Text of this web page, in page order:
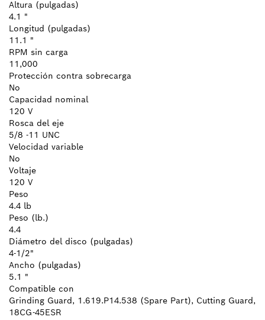
Altura (pulgadas)
4.1 "
Longitud (pulgadas)
11.1 "
RPM sin carga
11,000
Protección contra sobrecarga
No
Capacidad nominal
120 V
Rosca del eje
5/8 -11 UNC
Velocidad variable
No
Voltaje
120 V
Peso
4.4 lb
Peso (lb.)
4.4
Diámetro del disco (pulgadas)
4-1/2"
Ancho (pulgadas)
5.1 "
Compatible con
Grinding Guard, 1.619.P14.538 (Spare Part), Cutting Guard,
18CG-45ESR